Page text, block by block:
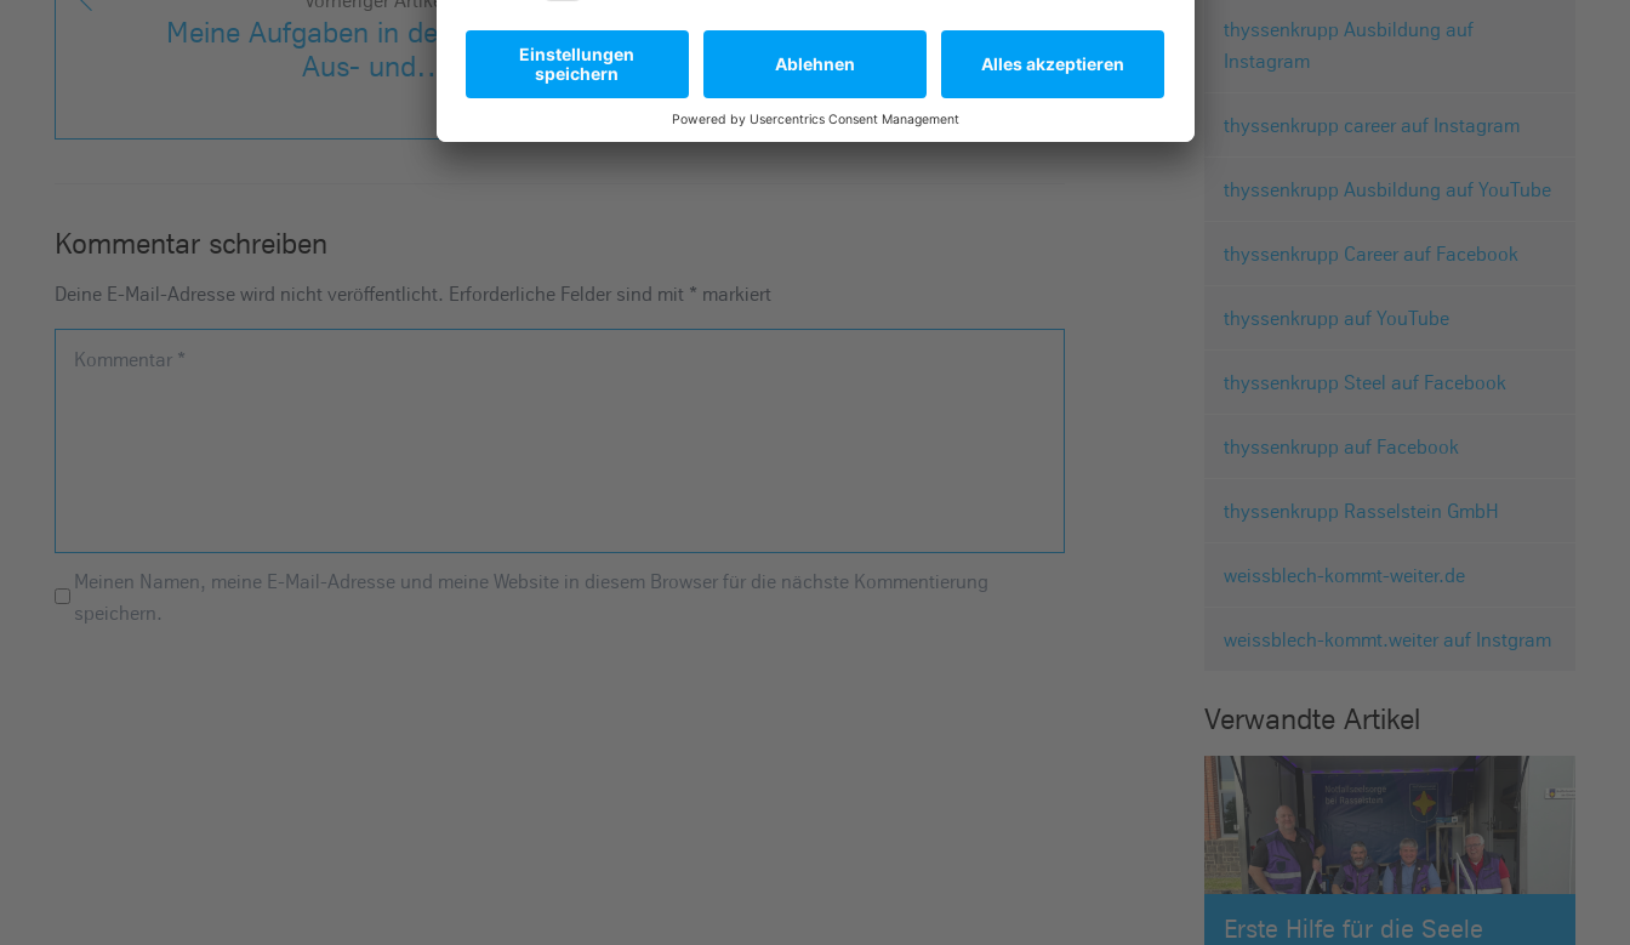
Meine Aufgaben in der
Aus- und…
365 Tage
unfallfrei – und
es…
Kommentar schreiben
Deine E-Mail-Adresse wird nicht veröffentlicht. Erforderliche Felder sind mit * markiert
Kommentar *
Meinen Namen, meine E-Mail-Adresse und meine Website in diesem Browser für die nächste Kommentierung
speichern.
thyssenkrupp Ausbildung auf
Instagram
thyssenkrupp career auf Instagram
thyssenkrupp Ausbildung auf YouTube
thyssenkrupp Career auf Facebook
thyssenkrupp auf YouTube
thyssenkrupp Steel auf Facebook
thyssenkrupp auf Facebook
thyssenkrupp Rasselstein GmbH
weissblech-kommt-weiter.de
weissblech-kommt.weiter auf Instgram
Verwandte Artikel
Erste Hilfe für die Seele